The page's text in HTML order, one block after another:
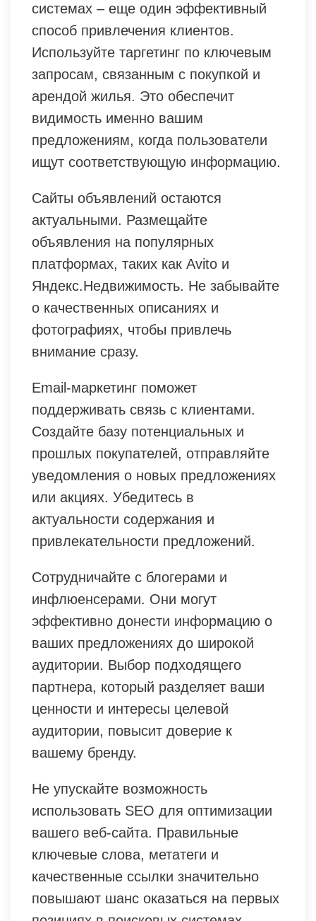
системах – еще один эффективный
способ привлечения клиентов.
Используйте таргетинг по ключевым
запросам, связанным с покупкой и
арендой жилья. Это обеспечит
видимость именно вашим
предложениям, когда пользователи
ищут соответствующую информацию.
Сайты объявлений остаются
актуальными. Размещайте
объявления на популярных
платформах, таких как Avito и
Яндекс.Недвижимость. Не забывайте
о качественных описаниях и
фотографиях, чтобы привлечь
внимание сразу.
Email-маркетинг поможет
поддерживать связь с клиентами.
Создайте базу потенциальных и
прошлых покупателей, отправляйте
уведомления о новых предложениях
или акциях. Убедитесь в
актуальности содержания и
привлекательности предложений.
Сотрудничайте с блогерами и
инфлюенсерами. Они могут
эффективно донести информацию о
ваших предложениях до широкой
аудитории. Выбор подходящего
партнера, который разделяет ваши
ценности и интересы целевой
аудитории, повысит доверие к
вашему бренду.
Не упускайте возможность
использовать SEO для оптимизации
вашего веб-сайта. Правильные
ключевые слова, метатеги и
качественные ссылки значительно
повышают шанс оказаться на первых